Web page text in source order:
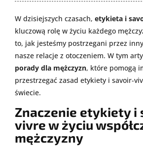
W dzisiejszych czasach, etykieta i
kluczową rolę w życiu każdego
to, jak jesteśmy postrzegani przez
nasze relacje z otoczeniem. W tym
porady dla mężczyzn, które pomogą
przestrzegać zasad etykiety i savoir-
świecie.
Znaczenie etykiety i
vivre w życiu
mężczyzny